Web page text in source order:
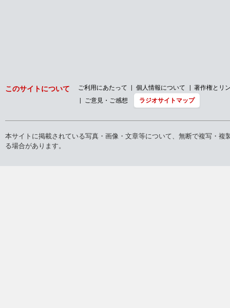
このサイトについて ご利用にあたって 個人情報について
著作権とリ
ご意見・ご感想
ラジオサイトマップ
本サイトに掲載されている写真・画像・文章等について、無断で複写・
る場合があります。